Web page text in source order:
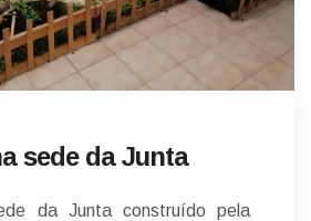
sede da Junta
da Junta construído pela